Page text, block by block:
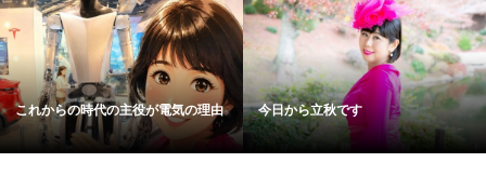
これからの時代の主役が電気の理由 今日から立秋です